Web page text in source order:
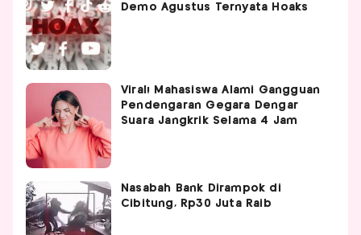
Demo Agustus Ternyata Hoaks
Viral! Mahasiswa Alami Gangguan
Pendengaran Gegara Dengar
Suara Jangkrik Selama 4 Jam
Nasabah Bank Dirampok di
Cibitung, Rp30 Juta Raib